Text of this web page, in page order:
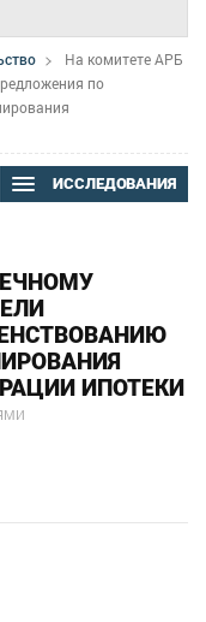
На комитете АРБ
по
ИССЛЕДОВАНИЯ
ИПОТЕКИ